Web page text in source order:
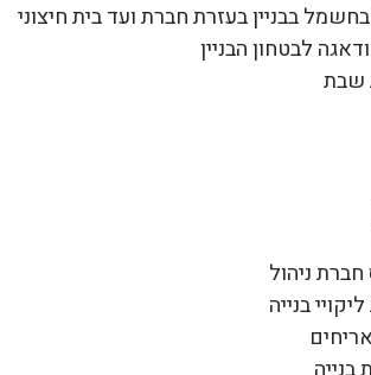
בבניין בעזרת חברת ועד בית חיצוני
לבטחון הבניין
שבת
ניהול
בנייה